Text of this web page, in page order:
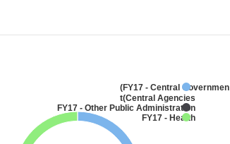
FY17 - Central Government
(Central Agencies
)
FY17 - Other Public Administration
FY17 - Health